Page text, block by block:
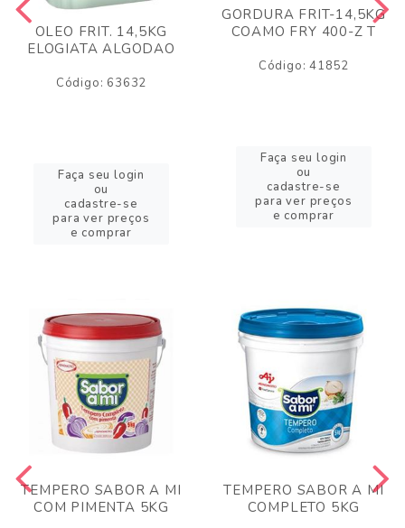
OLEO FRIT. 14,5KG
ELOGIATA ALGODAO
Código: 63632
Faça seu login
ou
cadastre-se
para ver preços
e comprar
GORDURA FRIT-14,5KG
COAMO FRY 400-Z T
Código: 41852
Faça seu login
ou
cadastre-se
para ver preços
e comprar
TEMPERO SABOR A MI
COM PIMENTA 5KG
TEMPERO SABOR A MI
COMPLETO 5KG